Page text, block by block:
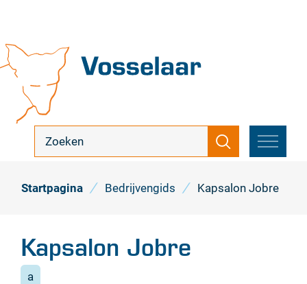
inhoud
Vosselaar
zoek
Zoeken
MENU
Startpagina Bedrijvengids Kapsalon Jobre
Kapsalon Jobre
a